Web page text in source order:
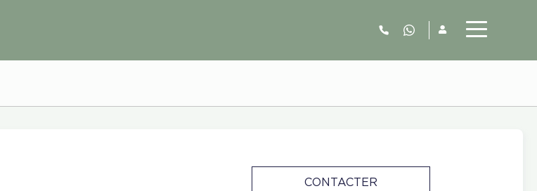
06.52.63.77.73
CONTACTER